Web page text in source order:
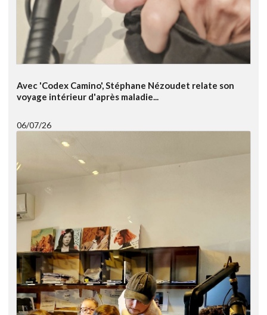
Avec 'Codex Camino', Stéphane Nézoudet relate son
voyage intérieur d'après maladie...
06/07/26